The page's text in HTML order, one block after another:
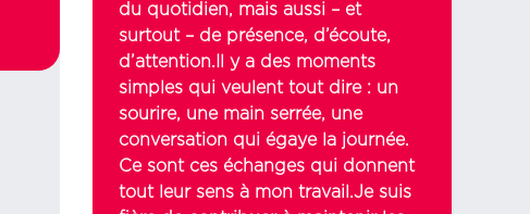
du quotidien, mais aussi – et
surtout – de présence, d’écoute,
d’attention.Il y a des moments
simples qui veulent tout dire : un
sourire, une main serrée, une
conversation qui égaye la journée.
Ce sont ces échanges qui donnent
tout leur sens à mon travail.Je suis